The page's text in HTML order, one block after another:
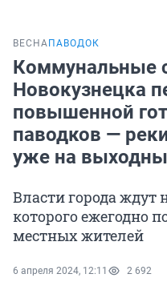
ВЕСНА ПАВОДОК
Коммунальные
Новокузнецка
повышенной
паводков —
уже на
Власти города ждут
которого ежегодно
местных жителей
6 апреля 2024, 12:11 2 692